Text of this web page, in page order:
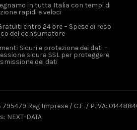
in tutta Italia con tempi di
rapidi e veloci
entro 24 ore – Spese di reso
del consumatore
Sicuri e protezione dei dati –
sicura SSL per proteggere
dei dati
Reg Imprese / C.F. / P.IVA:
NEXT-DATA